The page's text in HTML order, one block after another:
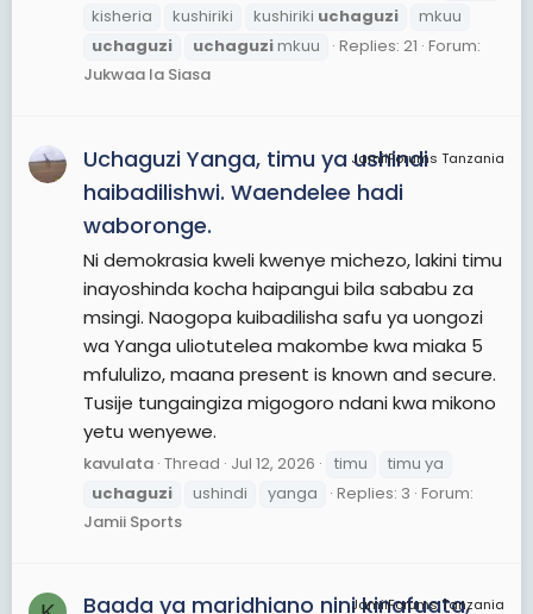
kisheria
kushiriki kushiriki uchaguzi
mkuu
uchaguzi
uchaguzimkuu Replies: 21 Forum:
Jukwaa la Siasa
JamiiForums Tanzania
Uchaguzi Yanga, timu ya ushindi
haibadilishwi. Waendelee hadi
waboronge.
Ni demokrasia kweli kwenye michezo, lakini timu
inayoshinda kocha haipangui bila sababu za
msingi. Naogopa kuibadilisha safu ya uongozi
wa Yanga uliotutelea makombe kwa miaka 5
mfululizo, maana present is known and secure.
Tusije tungaingiza migogoro ndani kwa mikono
yetu wenyewe.
kavulata Thread Jul 12, 2026 timu
timu ya
uchaguzi
ushindi yanga Replies: 3 Forum:
Jamii Sports
JamiiForums Tanzania
Baada ya maridhiano nini kinafuata,